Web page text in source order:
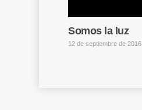
Somos la luz
12 de septiembre de 2016